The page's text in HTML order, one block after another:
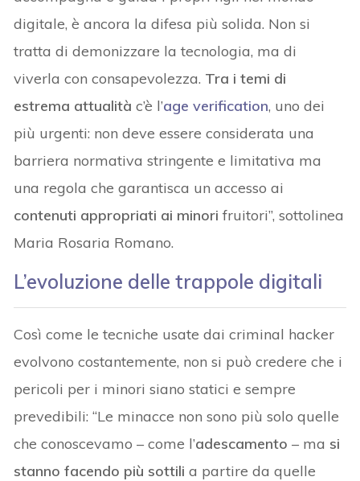
digitale, è ancora la difesa più solida. Non si
tratta di demonizzare la tecnologia, ma di
viverla con consapevolezza. Tra i temi di
estrema attualità c’è l’age verification, uno dei
più urgenti: non deve essere considerata una
barriera normativa stringente e limitativa ma
una regola che garantisca un accesso ai
contenuti appropriati ai minori fruitori”, sottolinea
Maria Rosaria Romano.
L’evoluzione delle trappole digitali
Così come le tecniche usate dai criminal hacker
evolvono costantemente, non si può credere che i
pericoli per i minori siano statici e sempre
prevedibili: “Le minacce non sono più solo quelle
che conoscevamo – come l’adescamento – ma si
stanno facendo più sottili a partire da quelle